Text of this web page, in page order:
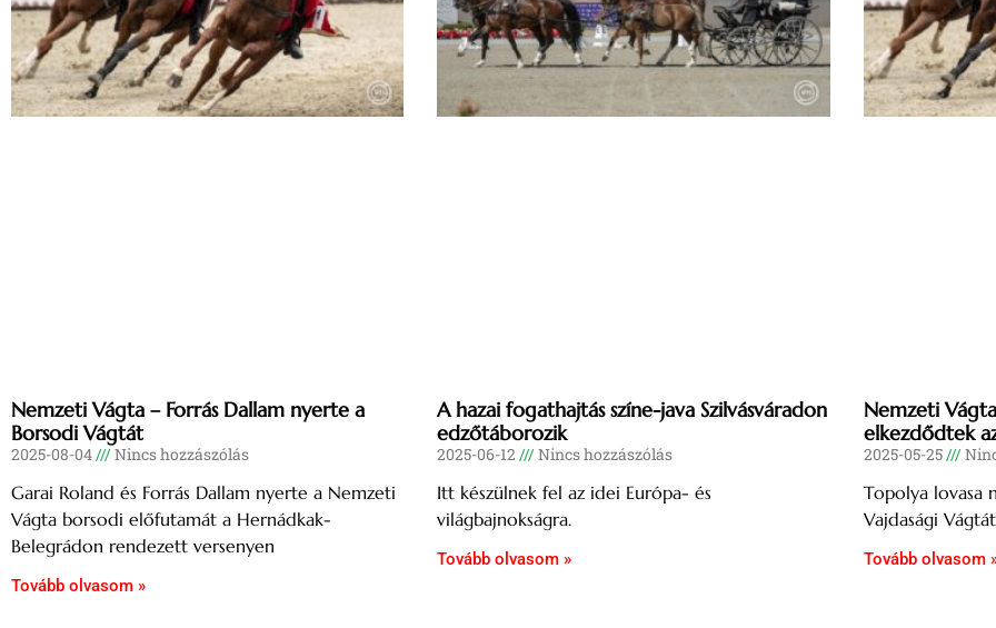
Nemzeti Vágta – Forrás Dallam nyerte a
Borsodi Vágtát
2025-08-04 Nincs hozzászólás
Garai Roland és Forrás Dallam nyerte a Nemzeti
Vágta borsodi előfutamát a Hernádkak-
Belegrádon rendezett versenyen
Tovább olvasom »
A hazai fogathajtás színe-java Szilvásváradon
edzőtáborozik
2025-06-12 Nincs hozzászólás
Itt készülnek fel az idei Európa- és
világbajnokságra.
Tovább olvasom »
Nemzeti
elkezdődtek
2025-05-25
Topolya lovasa
Vajdasági
Tovább olvasom